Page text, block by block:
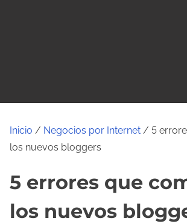
Inicio / Negocios por Internet / 5
los nuevos bloggers
5 errores que
los nuevos